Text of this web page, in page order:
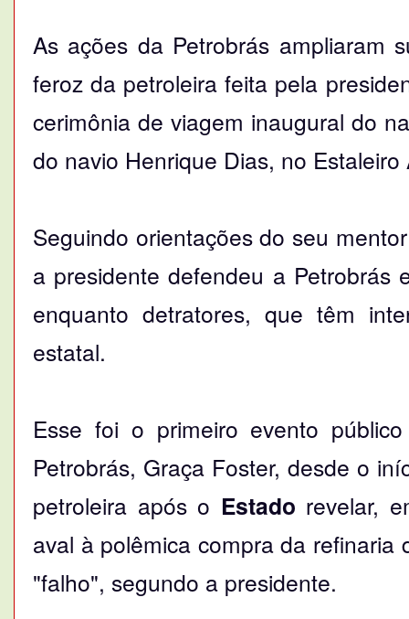
As ações da Petrobrás ampliaram
feroz da petroleira feita pela
cerimônia de viagem inaugural do
do navio Henrique Dias, no
Seguindo orientações do seu
a presidente defendeu a Petrobrás
enquanto detratores, que têm
estatal.
Esse foi o primeiro evento
Petrobrás, Graça Foster, desde o
petroleira após o Estado revelar,
aval à polêmica compra da
"falho", segundo a presidente.